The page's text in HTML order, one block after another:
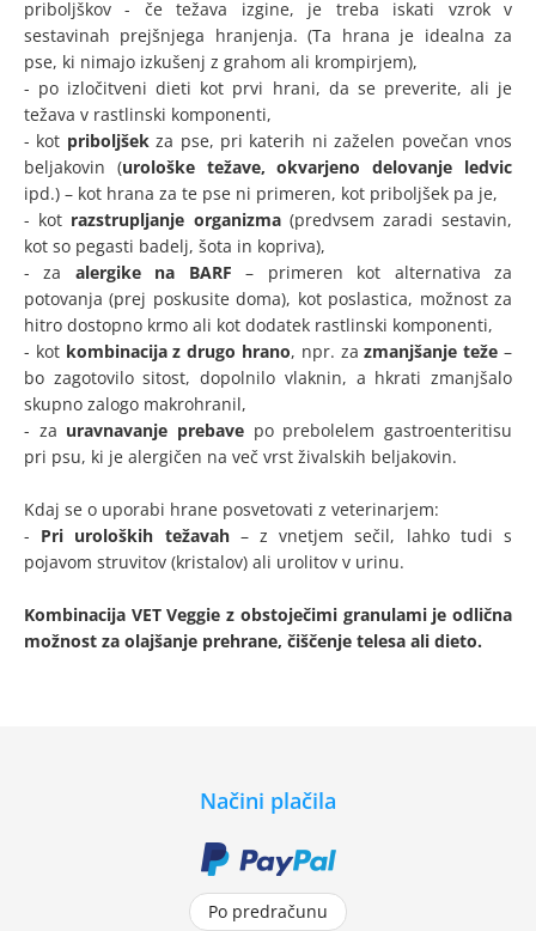
priboljškov - če težava izgine, je treba iskati vzrok v
sestavinah prejšnjega hranjenja. (Ta hrana je idealna za
pse, ki nimajo izkušenj z grahom ali krompirjem),
- po izločitveni dieti kot prvi hrani, da se preverite, ali je
težava v rastlinski komponenti,
- kot priboljšekza pse, pri katerih ni zaželen povečan vnos
beljakovin (urološke težave, okvarjeno delovanje ledvic
ipd.) – kot hrana za te pse ni primeren, kot priboljšek pa je,
- kot razstrupljanje organizma(predvsem zaradi sestavin,
kot so pegasti badelj, šota in kopriva),
- za alergike na BARF – primeren kot alternativa za
potovanja (prej poskusite doma), kot poslastica, možnost za
hitro dostopno krmo ali kot dodatek rastlinski komponenti,
- kot kombinacija z drugo hrano, npr. zazmanjšanje teže –
bo zagotovilo sitost, dopolnilo vlaknin, a hkrati zmanjšalo
skupno zalogo makrohranil,
- za uravnavanje prebave po prebolelem gastroenteritisu
pri psu, ki je alergičen na več vrst živalskih beljakovin.
Kdaj se o uporabi hrane posvetovati z veterinarjem:
- Pri uroloških težavah – z vnetjem sečil, lahko tudi s
pojavom struvitov (kristalov) ali urolitov v urinu.
Kombinacija VET Veggie z obstoječimi granulami je odlična
možnost za olajšanje prehrane, čiščenje telesa ali dieto.
Načini plačila
Po predračunu